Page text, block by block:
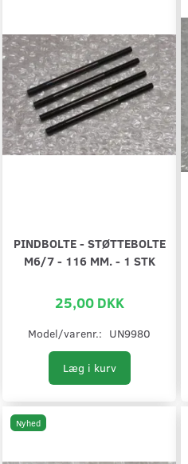
PINDBOLTE - STØTTEBOLTE
M6/7 - 116 MM. - 1 STK
25,00 DKK
Model/varenr.: UN9980
Læg i kurv
Nyhed